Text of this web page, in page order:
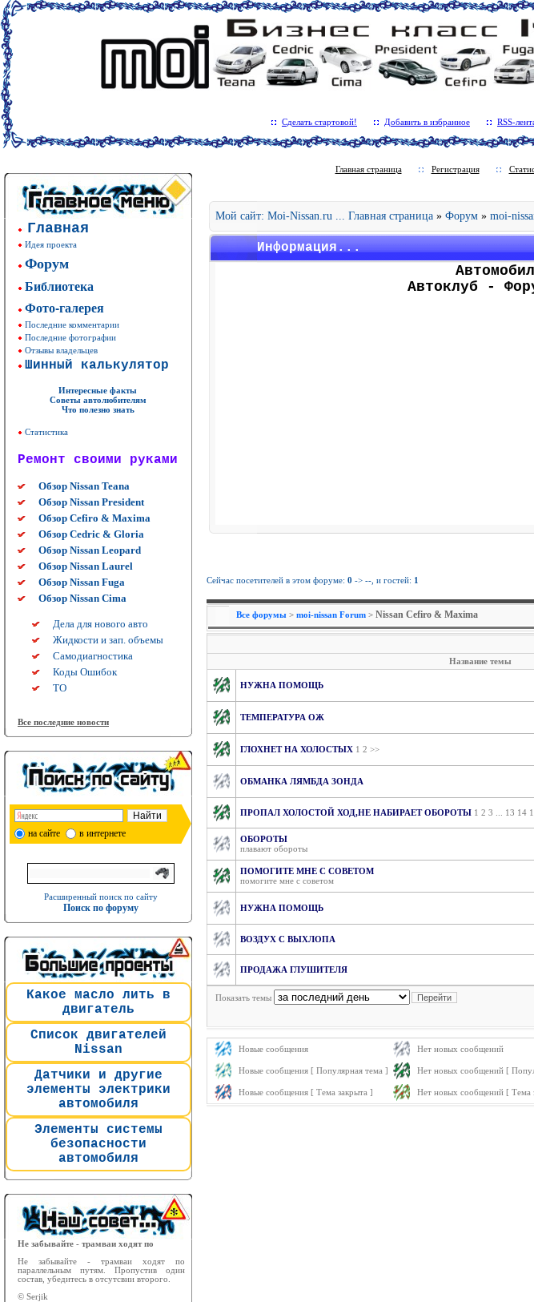
Сделать стартовой! Добавить в избранное RSS-
Главная
Идея проекта
Форум
Библиотека
Фото-галерея
Последние комментарии
Последние фотографии
Отзывы владельцев
Шинный калькулятор
Интересные факты
Советы автолюбителям
Что полезно знать
Статистика
Ремонт своими руками
Обзор Nissan Teana
Обзор Nissan President
Обзор Cefiro & Maxima
Обзор Cedric & Gloria
Обзор Nissan Leopard
Обзор Nissan Laurel
Обзор Nissan Fuga
Обзор Nissan Cima
Дела для нового авто
Жидкости и зап. объемы
Самодиагностика
Коды Ошибок
ТО
Все последние новости
на сайте в интернете
Расширенный поиск по сайту
Поиск по форуму
Какое масло лить в
двигатель
Список двигателей
Nissan
Датчики и другие
элементы электрики
автомобиля
Элементы системы
безопасности
автомобиля
Не забывайте - трамваи ходят по
Не забывайте - трамваи ходят по
параллельным путям. Пропустив один
состав, убедитесь в отсутсвии второго.
© Serjik
Главная страница Регистрация
Мой сайт: Moi-Nissan.ru ... Главная страница » Форум » moi-
Информация...
Автоклуб -
Сейчас посетителей в этом форуме: 0 -> -- , и гостей: 1
Все форумы > moi-nissan Forum > Nissan Cefiro & Maxima
Название темы
НУЖНА ПОМОЩЬ
ТЕМПЕРАТУРА ОЖ
ГЛОХНЕТ НА ХОЛОСТЫХ 1 2 >>
ОБМАНКА ЛЯМБДА ЗОНДА
ПРОПАЛ ХОЛОСТОЙ ХОД,НЕ НАБИРАЕТ ОБОРОТЫ 1 2 3 13 14
ОБОРОТЫ
плавают обороты
ПОМОГИТЕ МНЕ С СОВЕТОМ
помогите мне с советом
НУЖНА ПОМОЩЬ
ВОЗДУХ С ВЫХЛОПА
ПРОДАЖА ГЛУШИТЕЛЯ
Показать темы
Новые сообщения Нет новых сообщений
Новые сообщения [ Популярная тема ] Нет новых сообщений [
Новые сообщения [ Тема закрыта ] Нет новых сообщений [ Тема